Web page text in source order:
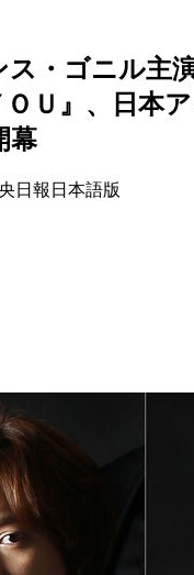
・ゴニル主
Ｕ』、日本ア
幕
日報日本語版